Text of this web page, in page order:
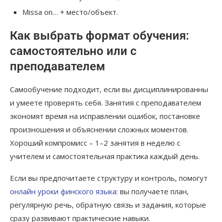
Missa on… + место/объект.
Как выбрать формат обучения:
самостоятельно или с
преподавателем
Самообучение подходит, если вы дисциплинированны
и умеете проверять себя. Занятия с преподавателем
экономят время на исправлении ошибок, постановке
произношения и объяснении сложных моментов.
Хороший компромисс – 1–2 занятия в неделю с
учителем и самостоятельная практика каждый день.
Если вы предпочитаете структуру и контроль, помогут
онлайн уроки финского языка: вы получаете план,
регулярную речь, обратную связь и задания, которые
сразу развивают практические навыки.